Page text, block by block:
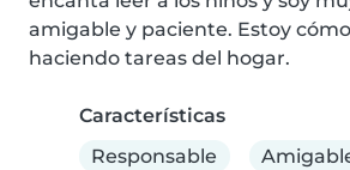
amigable y paciente. Estoy
haciendo tareas del hogar.
Características
Responsable